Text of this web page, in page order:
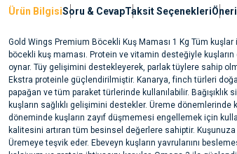
Ürün BilgisiSoru & CevapTaksit Seçenekleri
Gold Wings Premium Böcekli Kuş Maması 1 Kg Tüm
böcekli kuş maması. Protein ve vitamin desteğiyle
oynar. Tüy gelişimini destekleyerek, parlak tüylere sahip
Ekstra proteinle güçlendirilmiştir. Kanarya, finch türleri
papağan ve tüm paraket türlerinde kullanılabilir. Bağışıklık
kuşların sağlıklı gelişimini destekler. Üreme dönemlerinde
döneminde kuşların zayıf düşmemesi engellemek için
kalitesini artıran tüm besinsel değerlere sahiptir. Kuşunuza
Üremeye teşvik eder. Ebeveyn kuşların yavrularıını